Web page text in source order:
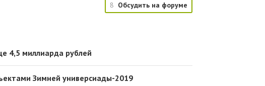
8 Обсудить на форуме
4,5 миллиарда рублей
Зимней универсиады-2019